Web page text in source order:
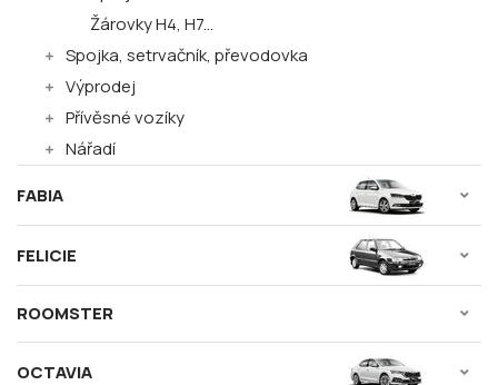
Žárovky H4, H7...
Spojka, setrvačník, převodovka
Výprodej
Přívěsné vozíky
Nářadí
FABIA
FELICIE
ROOMSTER
OCTAVIA